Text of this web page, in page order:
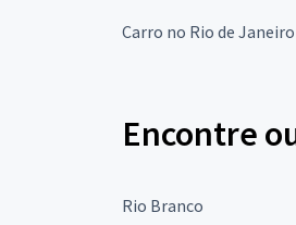
Carro no Rio de Janeiro
Encontre
Rio Branco